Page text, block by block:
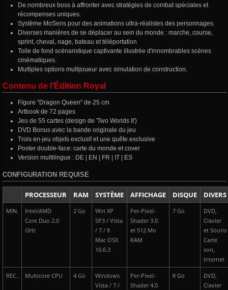
De nombreux boss à affronter avec stratégies de combat spéciales et
récompenses uniques.
Système MoSens pour des animations ultra-réalistes des personnages.
Diverses manières de se déplacer au sein du monde : marche, course,
sprint, cheval, nage, bateau et téléportation
Toile de fond scénaristique captivante illustrée d'innombrables scènes
cinématiques.
Multiples options multijoueur avec simulation de construction.
Contenu de l'Édition Royal
Figure "Dragon Queen" de 25 cm
Artbook de 72 pages
Jeu de 55 cartes (design de 'Two Worlds II')
DVD Bonus avec la bande originale du jeu
Trois en-jeu objets exclusif et une quête exclusive
Poster double-face: carte du monde et cover
Version multilingue : DE | EN | FR | IT | ES
CONFIGURATION REQUISE
PROCESSEUR RAM SYSTÈME AFFICHAGE DISQUE DIVERS
MIN.
Intel/AMD
Core Duo 2.0
GHz
2 Go
Win XP
SP3 / Vista
/ 7 / 8
Mac OSX
10.6.3
Per-Pixel-
Shader 3.0
et 512 Mo
RAM
7 Go
DVD,
Clavier
et Souris
Carte
son,
Internet
REC. Multicore CPU 4 Go
Windows
Vista / 7 /
Per-Pixel-
Shader 4.0
8 Go
DVD,
Clavier